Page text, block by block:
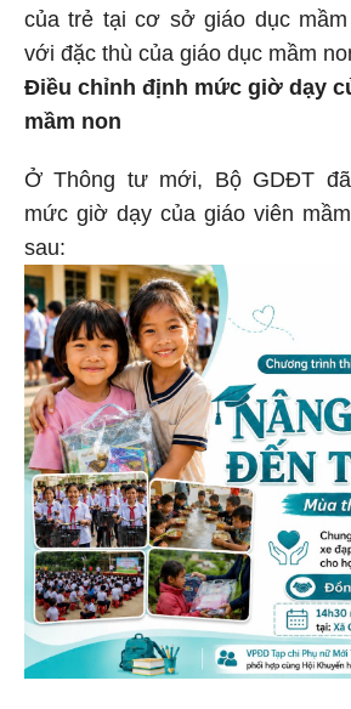
của trẻ tại cơ sở giáo dục
với đặc thù của giáo dục mầm
Điều chỉnh định mức giờ dạy
mầm non
Ở Thông tư mới, Bộ GDĐT
mức giờ dạy của giáo viên
sau: